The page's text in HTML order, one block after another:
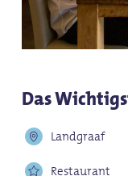
Das
Landgraaf
Restaurant